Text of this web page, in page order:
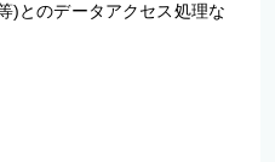
)とのデータアクセス処理な